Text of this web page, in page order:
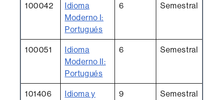
100042
Idioma
Moderno I:
Portugués
6 Semestral
100051
Idioma
Moderno II:
Portugués
6 Semestral
101406
Idioma y
9 Semestral